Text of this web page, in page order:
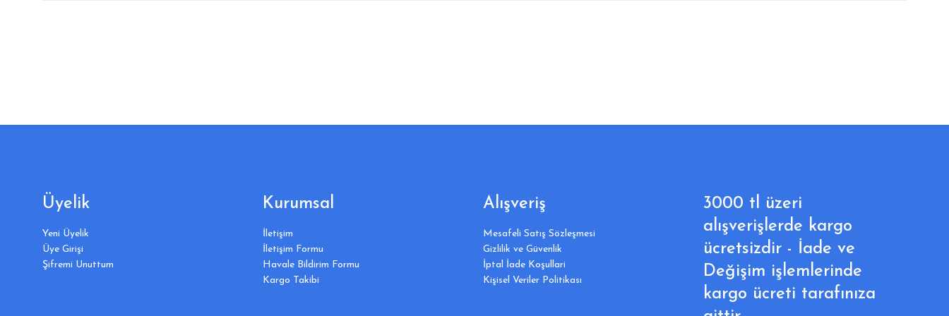
Üyelik
Yeni Üyelik
Üye Girişi
Şifremi Unuttum
Kurumsal
İletişim
İletişim Formu
Havale Bildirim Formu
Kargo Takibi
Alışveriş
Mesafeli Satış Sözleşmesi
Gizlilik ve Güvenlik
İptal İade Koşullari
Kişisel Veriler Politikası
3000 tl üzeri
alışverişlerde kargo
ücretsizdir - İade ve
Değişim işlemlerinde
kargo ücreti tarafınıza